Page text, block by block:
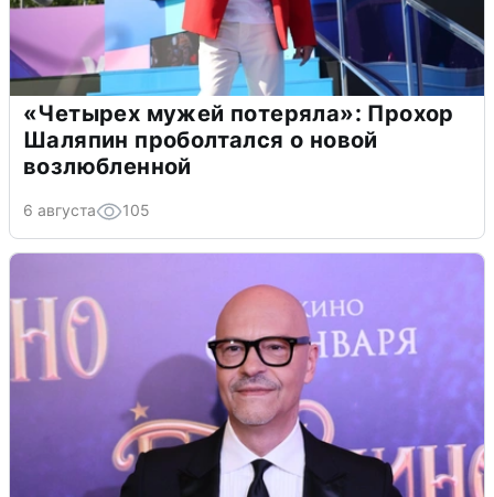
«Четырех мужей потеряла»: Прохор
Шаляпин проболтался о новой
возлюбленной
6 августа 105